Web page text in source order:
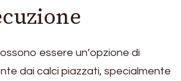
essere un’opzione di
dai calci piazzati, specialmente